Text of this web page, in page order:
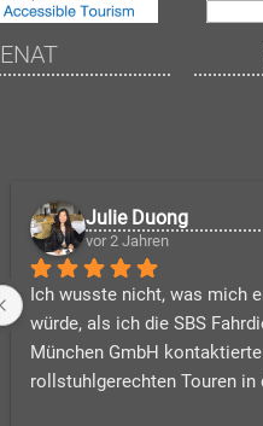
ENAT
Julie Duong
vor 2 Jahren
Ich wusste nicht, was mich
würde, als ich die SBS
München GmbH
rollstuhlgerechten Touren in